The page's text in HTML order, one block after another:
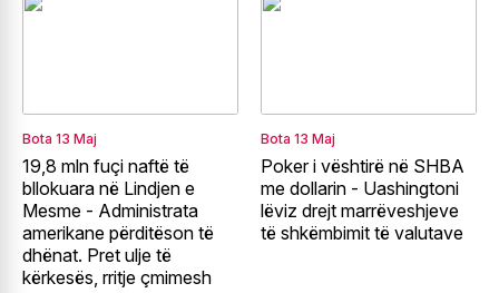
Bota 13 Maj
19,8 mln fuçi naftë të
bllokuara në Lindjen e
Mesme - Administrata
amerikane përditëson të
dhënat. Pret ulje të
kërkesës, rritje çmimesh
Bota 13 Maj
Poker i vështirë në SHBA
me dollarin - Uashingtoni
lëviz drejt marrëveshjeve
të shkëmbimit të valutave